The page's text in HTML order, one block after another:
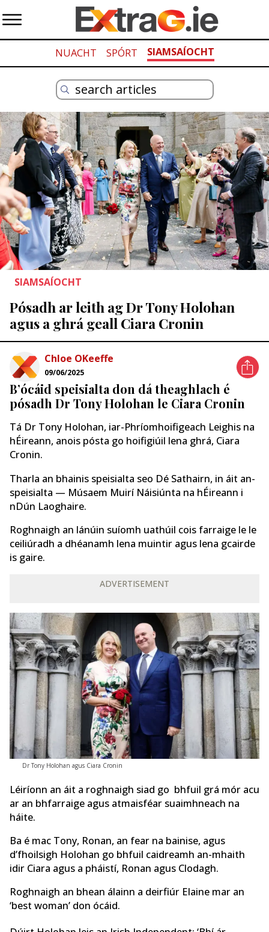
NUACHT SPÓRT SIAMSAÍOCHT
SIAMSAÍOCHT
Pósadh ar leith ag Dr Tony Holohan
agus a ghrá geall Ciara Cronin
Chloe OKeeffe
09/06/2025
B’ócáid ​​speisialta don dá theaghlach é
pósadh Dr Tony Holohan le Ciara Cronin
Tá Dr Tony Holohan, iar-Phríomhoifigeach Leighis na
hÉireann, anois pósta go hoifigiúil lena ghrá, Ciara
Cronin.
Tharla an bhainis speisialta seo Dé Sathairn, in áit an-
speisialta — Músaem Muirí Náisiúnta na hÉireann i
nDún Laoghaire.
Roghnaigh an lánúin suíomh uathúil cois farraige le le
ceiliúradh a dhéanamh lena muintir agus lena gcairde
is gaire.
ADVERTISEMENT
Dr Tony Holohan agus Ciara Cronin
Léiríonn an áit a roghnaigh siad go bhfuil grá mór acu
ar an bhfarraige agus atmaisféar suaimhneach na
háite.
Ba é mac Tony, Ronan, an fear na bainise, agus
d’fhoilsigh Holohan go bhfuil caidreamh an-mhaith
idir Ciara agus a pháistí, Ronan agus Clodagh.
Roghnaigh an bhean álainn a deirfiúr Elaine mar an
‘best woman’ don ócáid.